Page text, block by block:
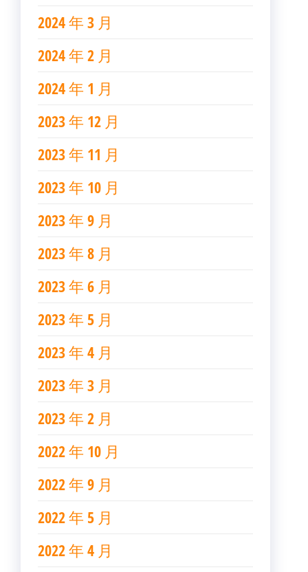
2024 年 3 月
2024 年 2 月
2024 年 1 月
2023 年 12 月
2023 年 11 月
2023 年 10 月
2023 年 9 月
2023 年 8 月
2023 年 6 月
2023 年 5 月
2023 年 4 月
2023 年 3 月
2023 年 2 月
2022 年 10 月
2022 年 9 月
2022 年 5 月
2022 年 4 月